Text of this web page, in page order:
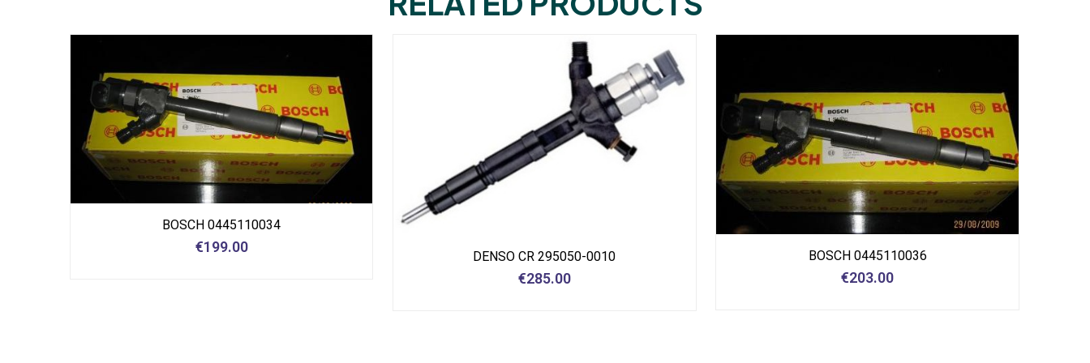
BOSCH 0445110034
€199.00
DENSO CR 295050-0010
€285.00
BOSCH 0445110036
€203.00